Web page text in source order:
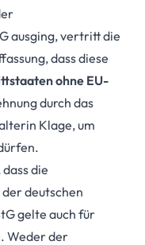
ausging, vertritt die
dass diese
ohne EU-
durch das
Klage, um
die
deutschen
gelte auch für
Weder der